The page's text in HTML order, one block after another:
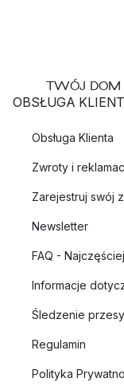
TWÓJ DOM
OBSŁUGA
Obsługa Klienta
Zwroty i
Zarejestruj swój
Newsletter
FAQ -
Informacje
Śledzenie
Regulamin
Polityka